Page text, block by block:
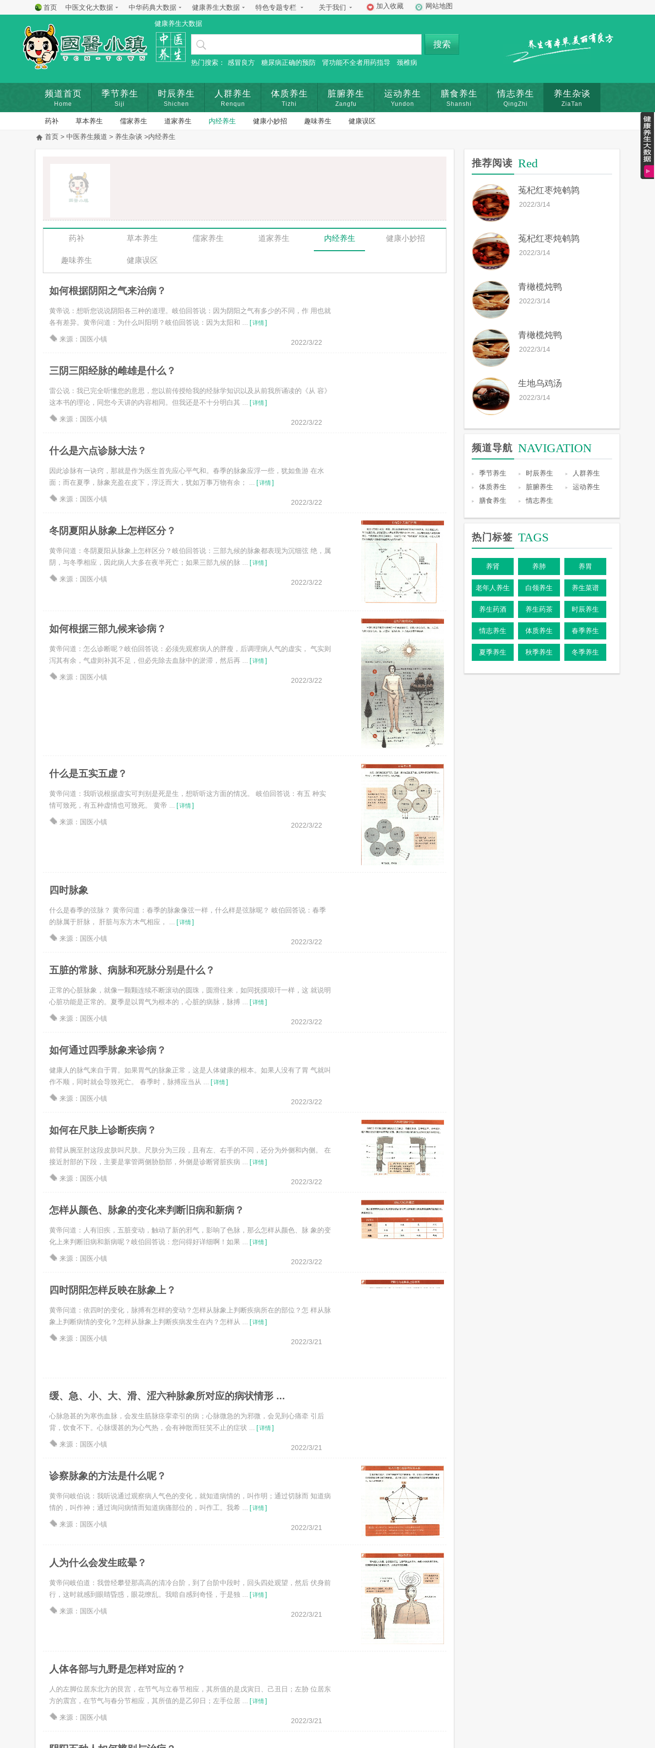
首页 中医文化大数据 中华药典大数据 健康养生大数据 特色专题专栏 关于我们 加入收藏 网站地图
健康养生大数据
搜索
热门搜索： 感冒良方 糖尿病正确的预防 肾功能不全者用药指导 颈椎病
频道首页
Home
季节养生
Siji
时辰养生
Shichen
人群养生
Renqun
体质养生
Tizhi
脏腑养生
Zangfu
运动养生
Yundon
膳食养生
Shanshi
情志养生
QingZhi
养生杂谈
ZiaTan
药补 草本养生 儒家养生 道家养生 内经养生 健康小妙招 趣味养生
健康误区
首页 > 中医养生频道 > 养生杂谈 >内经养生
药补 草本养生 儒家养生 道家养生 内经养生 健康小妙招
趣味养生 健康误区
如何根据阴阳之气来治病？
黄帝说：想听您说说阴阳各三种的道理。岐伯回答说：因为阴阳之气有多少的不同，作 用也就
各有差异。黄帝问道：为什么叫阳明？岐伯回答说：因为太阳和 ...
[详情]
2022/3/22
来源：国医小镇
三阴三阳经脉的雌雄是什么？
雷公说：我已完全听懂您的意思，您以前传授给我的经脉学知识以及从前我所诵读的《从 容》
这本书的理论，同您今天讲的内容相同。但我还是不十分明白其 ...
[详情]
2022/3/22
来源：国医小镇
什么是六点诊脉大法？
因此诊脉有一诀窍，那就是作为医生首先应心平气和。春季的脉象应浮一些，犹如鱼游 在水
面；而在夏季，脉象充盈在皮下，浮泛而大，犹如万事万物有余； ...
[详情]
2022/3/22
来源：国医小镇
冬阴夏阳从脉象上怎样区分？
黄帝问道：冬阴夏阳从脉象上怎样区分？岐伯回答说：三部九候的脉象都表现为沉细弦 绝，属
阴，与冬季相应，因此病人大多在夜半死亡；如果三部九候的脉 ...
[详情]
2022/3/22
来源：国医小镇
如何根据三部九候来诊病？
黄帝问道：怎么诊断呢？岐伯回答说：必须先观察病人的胖瘦，后调理病人气的虚实， 气实则
泻其有余，气虚则补其不足，但必先除去血脉中的淤滞，然后再 ... [详情]
2022/3/22
来源：国医小镇
什么是五实五虚？
黄帝问道：我听说根据虚实可判别是死是生，想听听这方面的情况。 岐伯回答说：有五 种实
情可致死，有五种虚情也可致死。 黄帝 ...
[详情]
2022/3/22
来源：国医小镇
四时脉象
什么是春季的弦脉？ 黄帝问道：春季的脉象像弦一样，什么样是弦脉呢？ 岐伯回答说：春季
的脉属于肝脉， 肝脏与东方木气相应， ...
[详情]
2022/3/22
来源：国医小镇
五脏的常脉、病脉和死脉分别是什么？
正常的心脏脉象，就像一颗颗连续不断滚动的圆珠，圆滑往来，如同抚摸琅玕一样，这 就说明
心脏功能是正常的。夏季是以胃气为根本的，心脏的病脉，脉搏 ...
[详情]
2022/3/22
来源：国医小镇
如何通过四季脉象来诊病？
健康人的脉气来自于胃。如果胃气的脉象正常，这是人体健康的根本。如果人没有了胃 气就叫
作不顺，同时就会导致死亡。 春季时，脉搏应当从 ...
[详情]
2022/3/22
来源：国医小镇
如何在尺肤上诊断疾病？
前臂从腕至肘这段皮肤叫尺肤。尺肤分为三段，且有左、右手的不同，还分为外侧和内侧。 在
接近肘部的下段，主要是掌管两侧胁肋部，外侧是诊断肾脏疾病 ...
[详情]
2022/3/22
来源：国医小镇
怎样从颜色、脉象的变化来判断旧病和新病？
黄帝问道：人有旧疾，五脏变动，触动了新的邪气，影响了色脉，那么怎样从颜色、脉 象的变
化上来判断旧病和新病呢？岐伯回答说：您问得好详细啊！如果 ...
[详情]
2022/3/22
来源：国医小镇
四时阴阳怎样反映在脉象上？
黄帝问道：依四时的变化，脉搏有怎样的变动？怎样从脉象上判断疾病所在的部位？怎 样从脉
象上判断病情的变化？怎样从脉象上判断疾病发生在内？怎样从 ...
[详情]
2022/3/21
来源：国医小镇
缓、急、小、大、滑、涩六种脉象所对应的病状情形 ...
心脉急甚的为寒伤血脉，会发生筋脉痉挛牵引的病；心脉微急的为邪微，会见到心痛牵 引后
背，饮食不下。心脉缓甚的为心气热，会有神散而狂笑不止的症状 ... [详情]
2022/3/21
来源：国医小镇
诊察脉象的方法是什么呢？
黄帝问岐伯说：我听说通过观察病人气色的变化，就知道病情的，叫作明；通过切脉而 知道病
情的，叫作神；通过询问病情而知道病痛部位的，叫作工。我希 ... [详情]
2022/3/21
来源：国医小镇
人为什么会发生眩晕？
黄帝问岐伯道：我曾经攀登那高高的清冷台阶，到了台阶中段时，回头四处观望，然后 伏身前
行，这时就感到眼睛昏惑，眼花缭乱。我暗自感到奇怪，于是独 ...
[详情]
2022/3/21
来源：国医小镇
人体各部与九野是怎样对应的？
人的左脚位居东北方的艮宫，在节气与立春节相应，其所值的是戊寅日、己丑日；左胁 位居东
方的震宫，在节气与春分节相应，其所值的是乙卯日；左手位居 ... [详情]
2022/3/21
来源：国医小镇
推荐阅读 Red
菟杞红枣炖鹌鹑
2022/3/14
菟杞红枣炖鹌鹑
2022/3/14
青橄榄炖鸭
2022/3/14
青橄榄炖鸭
2022/3/14
生地乌鸡汤
2022/3/14
频道导航 NAVIGATION
季节养生 时辰养生
人群养生
体质养生
脏腑养生
运动养生
膳食养生
情志养生
热门标签 TAGS
养肾 养肺 养胃
老年人养生 白领养生 养生菜谱
养生药酒 养生药茶 时辰养生
情志养生 体质养生 春季养生
夏季养生 秋季养生 冬季养生